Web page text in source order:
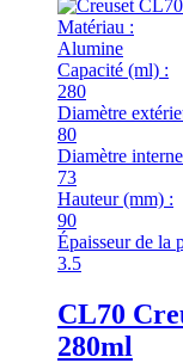
Matériau :
Alumine
Capacité (ml) :
280
Diamètre
80
Diamètre
73
Hauteur (mm) :
90
Épaisseur de la
3.5
CL70
280ml